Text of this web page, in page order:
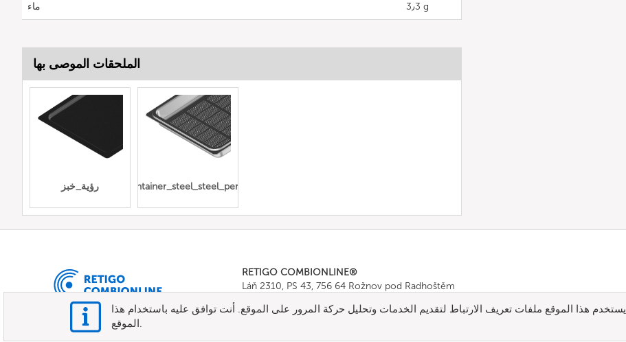
ماء 3٫3 g
الملحقات الموصى بها
رؤية_خبز Gn_container_steel_steel_perforated
RETIGO COMBIONLINE®
Láň 2310, PS 43, 756 64 Rožnov pod Radhoštěm
E-mail:info@combionline.com
يستخدم هذا الموقع ملفات تعريف الارتباط لتقديم الخدمات وتحليل حركة المرور على الموقع. أنت توافق عليه باستخدام هذا
الموقع.